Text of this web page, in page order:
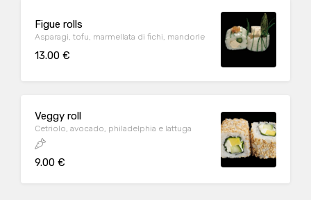
Figue rolls
Asparagi, tofu, marmellata di fichi, mandorle
13.00 €
Veggy roll
Cetriolo, avocado, philadelphia e lattuga
9.00 €